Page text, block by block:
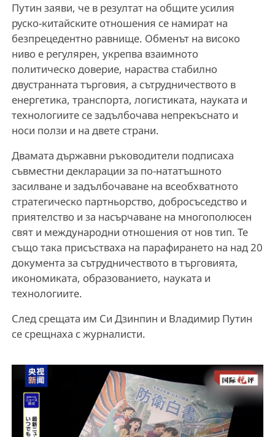
Путин заяви, че в резултат на общите усилия
руско-китайските отношения се намират на
безпрецедентно равнище. Обменът на високо
ниво е регулярен, укрепва взаимното
политическо доверие, нараства стабилно
двустранната търговия, а сътрудничеството в
енергетика, транспорта, логистиката, науката и
технологиите се задълбочава непрекъснато и
носи ползи и на двете страни.
Двамата държавни ръководители подписаха
съвместни декларации за по-нататъшното
засилване и задълбочаване на всеобхватното
стратегическо партньорство, добросъседство и
приятелство и за насърчаване на многополюсен
свят и международни отношения от нов тип. Те
също така присъстваха на парафирането на над 20
документа за сътрудничеството в търговията,
икономиката, образованието, науката и
технологиите.
След срещата им Си Дзинпин и Владимир Путин
се срещнаха с журналисти.